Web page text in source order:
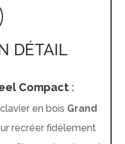
DÉTAIL
Compact:
en bois Grand
recréer fidèlement